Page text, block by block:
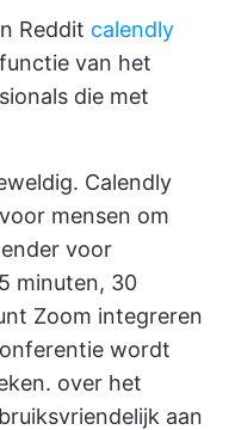
Reddit calendly
van het
die met
Calendly
mensen om
voor
minuten, 30
Zoom integreren
wordt
over het
aan